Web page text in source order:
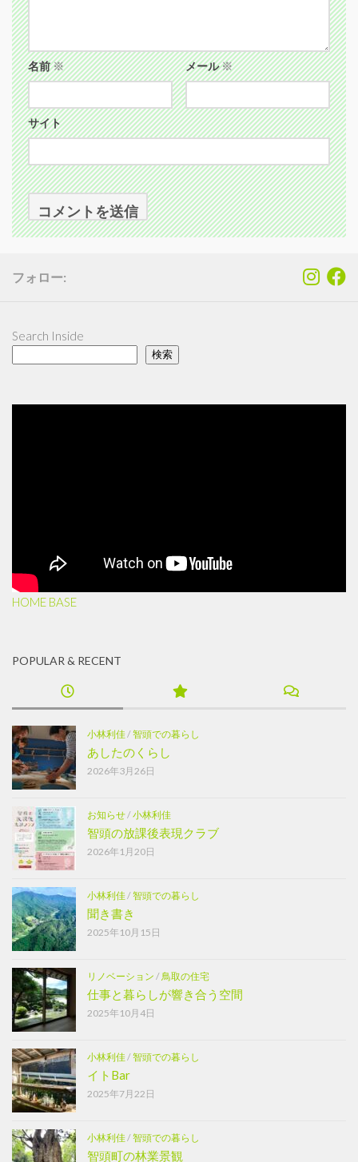
名前※ メール※
サイト
フォロー:
Search Inside
検索
HOME BASE
POPULAR & RECENT
小林利佳/智頭での暮らし
あしたのくらし
2026年3月26日
お知らせ/小林利佳
智頭の放課後表現クラブ
2026年1月20日
小林利佳/智頭での暮らし
聞き書き
2025年10月15日
リノベーション /鳥取の住宅
仕事と暮らしが響き合う空間
2025年10月4日
小林利佳/智頭での暮らし
イトBar
2025年7月22日
小林利佳/智頭での暮らし
智頭町の林業景観